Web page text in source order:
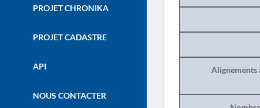
PROJET CHRONIKA
PROJET CADASTRE
API
NOUS CONTACTER
Alignements